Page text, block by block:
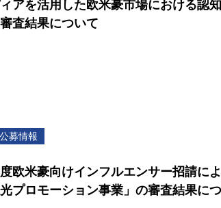
ィアを活用した欧米豪市場における認
査結果について
公募情報
度欧米豪向けインフルエンサー招請に
プロモーション事業」の審査結果に